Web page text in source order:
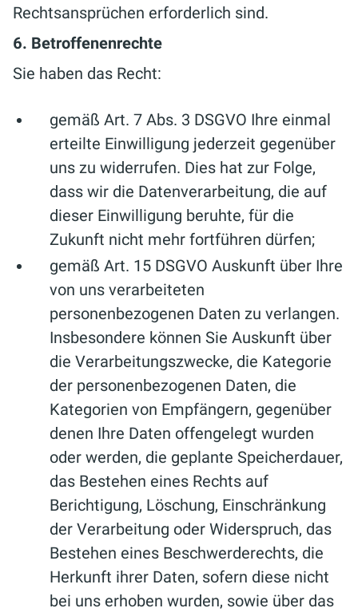
Rechtsansprüchen erforderlich sind.
6. Betroffenenrechte
Sie haben das Recht:
gemäß Art. 7 Abs. 3 DSGVO Ihre einmal
erteilte Einwilligung jederzeit gegenüber
uns zu widerrufen. Dies hat zur Folge,
dass wir die Datenverarbeitung, die auf
dieser Einwilligung beruhte, für die
Zukunft nicht mehr fortführen dürfen;
gemäß Art. 15 DSGVO Auskunft über Ihre
von uns verarbeiteten
personenbezogenen Daten zu verlangen.
Insbesondere können Sie Auskunft über
die Verarbeitungszwecke, die Kategorie
der personenbezogenen Daten, die
Kategorien von Empfängern, gegenüber
denen Ihre Daten offengelegt wurden
oder werden, die geplante Speicherdauer,
das Bestehen eines Rechts auf
Berichtigung, Löschung, Einschränkung
der Verarbeitung oder Widerspruch, das
Bestehen eines Beschwerderechts, die
Herkunft ihrer Daten, sofern diese nicht
bei uns erhoben wurden, sowie über das